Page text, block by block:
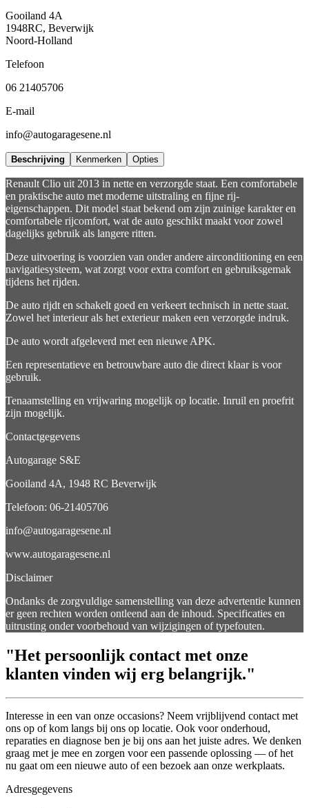
Gooiland 4A
1948RC, Beverwijk
Noord-Holland
Telefoon
06 21405706
E-mail
info@autogaragesene.nl
Beschrijving Kenmerken Opties
Renault Clio uit 2013 in nette en verzorgde staat. Een comfortabele
en praktische auto met moderne uitstraling en fijne rij-
eigenschappen. Dit model staat bekend om zijn zuinige karakter en
comfortabele rijcomfort, wat de auto geschikt maakt voor zowel
dagelijks gebruik als langere ritten.
Deze uitvoering is voorzien van onder andere airconditioning en een
navigatiesysteem, wat zorgt voor extra comfort en gebruiksgemak
tijdens het rijden.
De auto rijdt en schakelt goed en verkeert technisch in nette staat.
Zowel het interieur als het exterieur maken een verzorgde indruk.
De auto wordt afgeleverd met een nieuwe APK.
Een representatieve en betrouwbare auto die direct klaar is voor
gebruik.
Tenaamstelling en vrijwaring mogelijk op locatie. Inruil en proefrit
zijn mogelijk.
Contactgegevens
Autogarage S&E
Gooiland 4A, 1948 RC Beverwijk
Telefoon: 06-21405706
info@autogaragesene.nl
www.autogaragesene.nl
Disclaimer
Ondanks de zorgvuldige samenstelling van deze advertentie kunnen
er geen rechten worden ontleend aan de inhoud. Specificaties en
uitrusting onder voorbehoud van wijzigingen of typefouten.
"Het persoonlijk contact met onze
klanten vinden wij erg belangrijk."
Interesse in een van onze occasions? Neem vrijblijvend contact met
ons op of kom langs bij ons op locatie. Ook voor onderhoud,
reparaties en diagnose ben je bij ons aan het juiste adres. We denken
graag met je mee en zorgen voor een passende oplossing — of het
nu gaat om een nieuwe auto of een bezoek aan onze werkplaats.
Adresgegevens